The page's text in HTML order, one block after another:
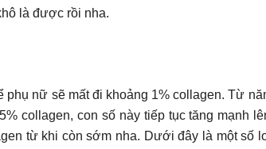
là được rồi nha.
nữ sẽ mất đi khoảng 1% collagen. Từ
collagen, con số này tiếp tục tăng mạnh
từ khi còn sớm nha. Dưới đây là một số